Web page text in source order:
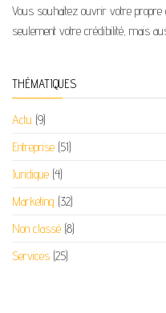
Vous souhaitez ouvrir votre propre
seulement votre crédibilité, mais
THÉMATIQUES
Actu (9)
Entreprise (51)
Juridique (4)
Marketing (32)
Non classé (8)
Services (25)